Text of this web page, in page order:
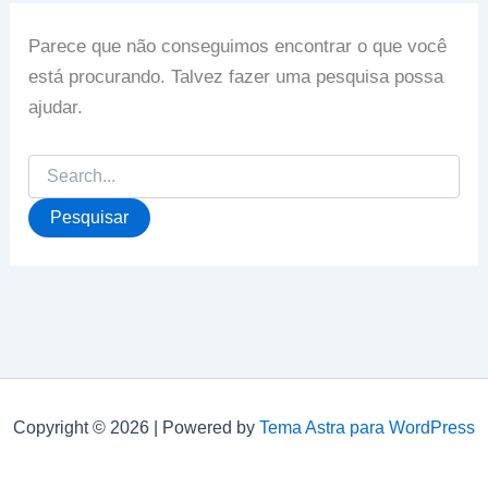
Parece que não conseguimos encontrar o que você
está procurando. Talvez fazer uma pesquisa possa
ajudar.
Pesquisar
por:
Copyright © 2026 | Powered by Tema Astra para WordPress